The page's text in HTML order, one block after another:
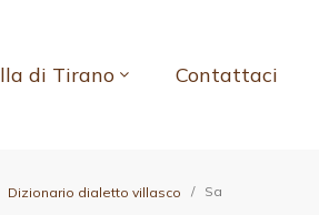
di Tirano Contattaci
Dizionario dialetto villasco Sa